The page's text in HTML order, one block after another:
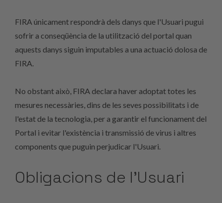
FIRA únicament respondrà dels danys que l'Usuari pugui
sofrir a conseqüència de la utilització del portal quan
aquests danys siguin imputables a una actuació dolosa de
FIRA.
No obstant això, FIRA declara haver adoptat totes les
mesures necessàries, dins de les seves possibilitats i de
l'estat de la tecnologia, per a garantir el funcionament del
Portal i evitar l'existència i transmissió de virus i altres
components que puguin perjudicar l'Usuari.
Obligacions de l’Usuari